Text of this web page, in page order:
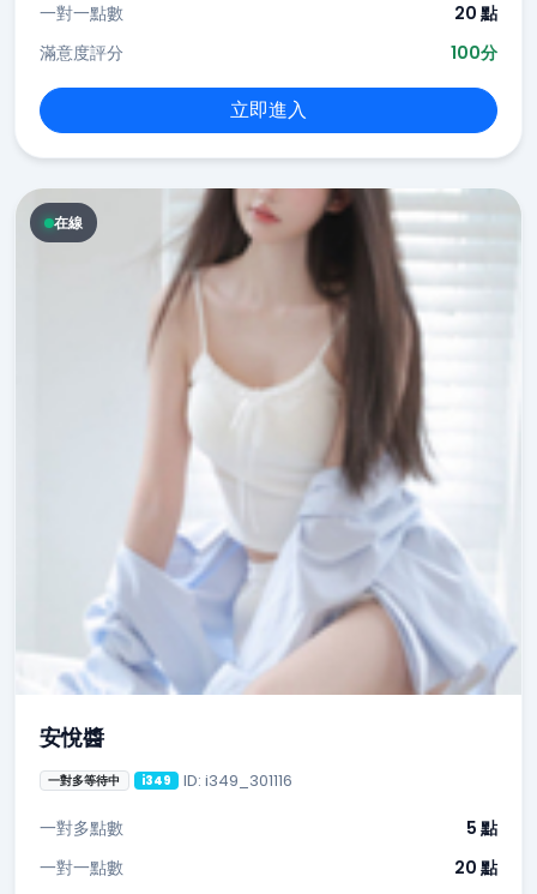
一對一點數
20 點
滿意度評分
100分
立即進入
在線
安悅醬
一對多等待中 i349 ID: i349_301116
一對多點數
5 點
一對一點數
20 點